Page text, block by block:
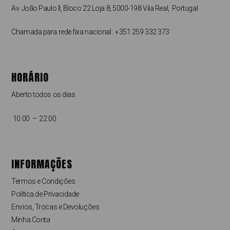
Av. João Paulo II, Bloco 22 Loja 8, 5000-198 Vila Real, Portugal
Chamada para rede fixa nacional : +351 259 332 373
HORÁRIO
Aberto todos os dias
10:00 – 22:00
INFORMAÇÕES
Termos e Condições
Política de Privacidade
Envios, Trocas e Devoluções
Minha Conta